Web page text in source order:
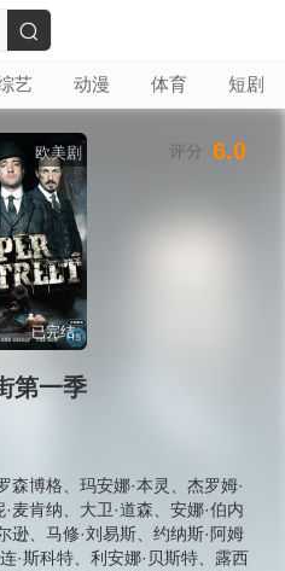
艺 动漫 体育 短剧
搜
索
欧美剧
已完结
第一季
森博格 玛安娜·本灵
杰罗姆·
·麦肯纳 大卫·道森
安娜·伯内
逊 马修·刘易斯
约纳斯·阿姆
·斯科特 利安娜·贝斯特
露西
评分 6.0